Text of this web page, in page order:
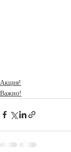
Акция!
Важно!